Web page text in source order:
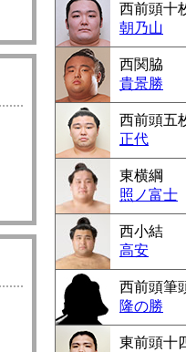
西前頭十
朝乃山
西関脇
貴景勝
西前頭五
正代
東横綱
照ノ富士
西小結
高安
西前頭筆
隆の勝
東前頭十